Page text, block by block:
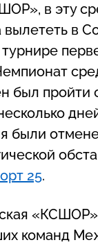
в эту
в
был пройти
были
25.
команд